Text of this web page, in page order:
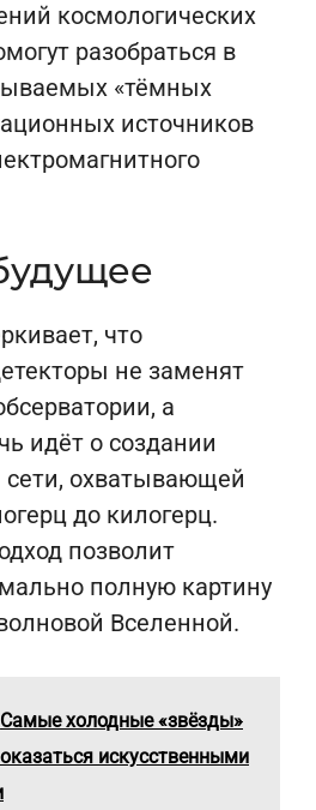
космологических
разобраться в
«тёмных
источников
что
не заменят
а
идёт о создании
сети, охватывающей
до килогерц.
позволит
полную картину
Вселенной.
Самые холодные «звёзды»
искусственными